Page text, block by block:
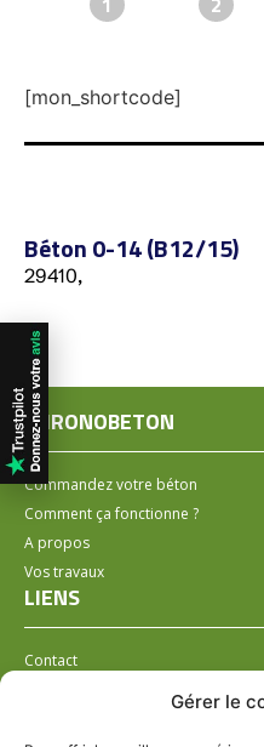
Gérer le
[mon_shortcode]
Béton 0-14 (B12/15)
29410,
CHRONOBETON
Commandez votre béton
Comment ça fonctionne ?
A propos
Vos travaux
LIENS
Contact